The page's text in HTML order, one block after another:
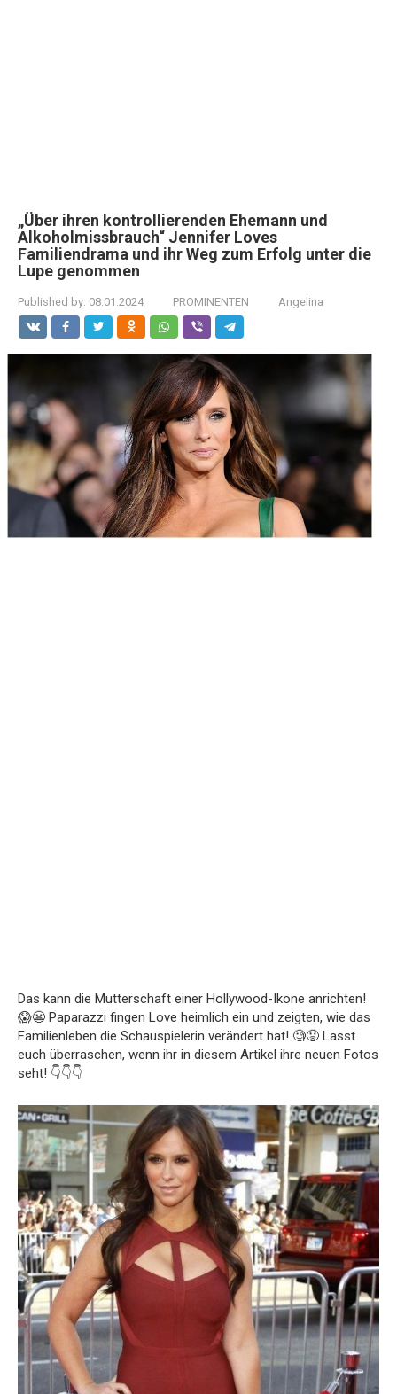
„Über ihren kontrollierenden Ehemann und
Alkoholmissbrauch“ Jennifer Loves
Familiendrama und ihr Weg zum Erfolg unter die
Lupe genommen
Published by: 08.01.2024 PROMINENTEN Angelina
Das kann die Mutterschaft einer Hollywood-Ikone anrichten!
😱😬 Paparazzi fingen Love heimlich ein und zeigten, wie das
Familienleben die Schauspielerin verändert hat! 🧐😟 Lasst
euch überraschen, wenn ihr in diesem Artikel ihre neuen Fotos
seht! 👇👇👇